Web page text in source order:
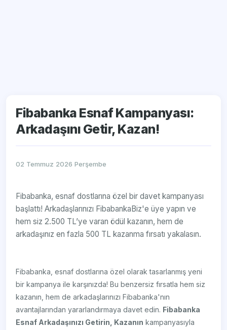
Fibabanka Esnaf Kampanyası:
Arkadaşını Getir, Kazan!
02 Temmuz 2026 Perşembe
Fibabanka, esnaf dostlarına özel bir davet kampanyası
başlattı! Arkadaşlarınızı FibabankaBiz'e üye yapın ve
hem siz 2.500 TL’ye varan ödül kazanın, hem de
arkadaşınız en fazla 500 TL kazanma fırsatı yakalasın.
Fibabanka, esnaf dostlarına özel olarak tasarlanmış yeni
bir kampanya ile karşınızda! Bu benzersiz fırsatla hem siz
kazanın, hem de arkadaşlarınızı Fibabanka'nın
avantajlarından yararlandırmaya davet edin. Fibabanka
Esnaf Arkadaşınızı Getirin, Kazanın kampanyasıyla